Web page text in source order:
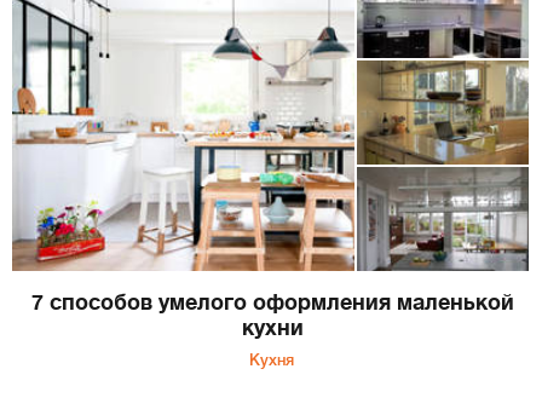
7 способов умелого оформления маленькой
кухни
Кухня